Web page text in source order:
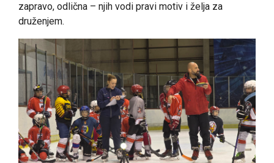
zapravo, odlična – njih vodi pravi motiv i želja za
druženjem.